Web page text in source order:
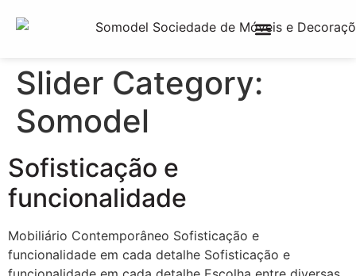
Slider Category:
Somodel
Sofisticação e
funcionalidade
Mobiliário Contemporâneo Sofisticação e
funcionalidade em cada detalhe Sofisticação e